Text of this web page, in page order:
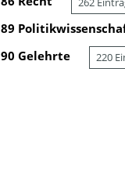
89
90 Gelehrte 220